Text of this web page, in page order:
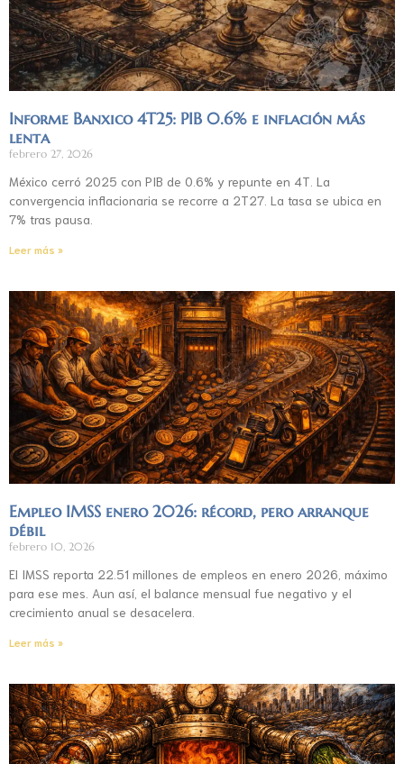
Informe Banxico 4T25: PIB 0.6% e inflación más
lenta
febrero 27, 2026
México cerró 2025 con PIB de 0.6% y repunte en 4T. La
convergencia inflacionaria se recorre a 2T27. La tasa se ubica en
7% tras pausa.
Leer más »
Empleo IMSS enero 2026: récord, pero arranque
débil
febrero 10, 2026
El IMSS reporta 22.51 millones de empleos en enero 2026, máximo
para ese mes. Aun así, el balance mensual fue negativo y el
crecimiento anual se desacelera.
Leer más »